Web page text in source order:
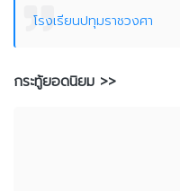
โรงเรียนปทุมราชวงศา
กระทู้ยอดนิยม >>